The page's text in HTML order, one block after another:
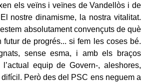
els veïns i veïnes de Vandellòs i de
El nostre dinamisme, la nostra vitalitat.
absolutament convençuts de què
de progrés... si fem les coses bé.
sense esma, i amb els braços
equip de Govern-, aleshores,
Però des del PSC ens neguem a